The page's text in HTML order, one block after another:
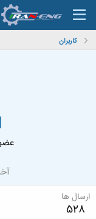
کاربران
ارسال ها
528